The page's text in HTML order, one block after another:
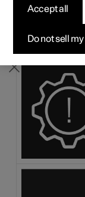
Pre-owned
Pre-owned
Pre-owned
Configura
Ricarica
Opzioni di
Newsletter
Se si verifica un
messaggio sul
Do not sell
Accept all